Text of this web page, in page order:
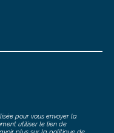
pour vous envoyer la
utiliser le lien de